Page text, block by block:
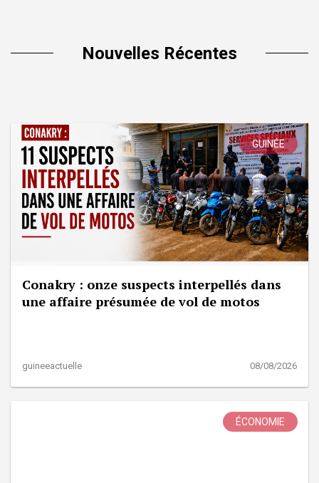
Nouvelles Récentes
GUINÉE
Conakry : onze suspects interpellés dans
une affaire présumée de vol de motos
guineeactuelle 08/08/2026
ÉCONOMIE